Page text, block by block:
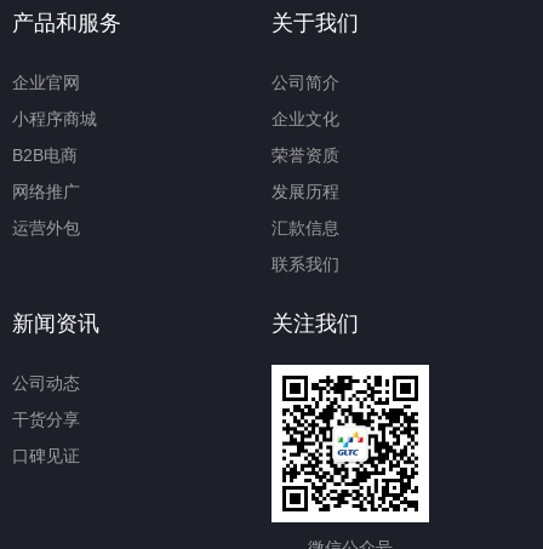
产品和服务
企业官网
小程序商城
B2B电商
网络推广
运营外包
关于我们
公司简介
企业文化
荣誉资质
发展历程
汇款信息
联系我们
新闻资讯
公司动态
干货分享
口碑见证
关注我们